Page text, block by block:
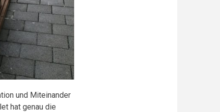
und Miteinander
hat genau die